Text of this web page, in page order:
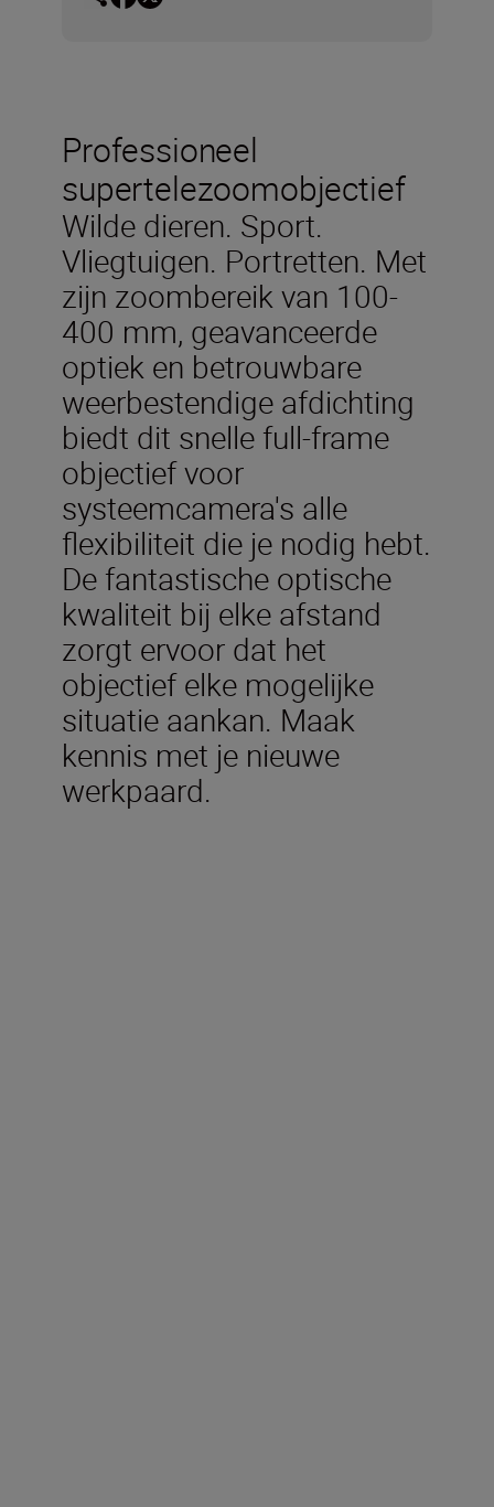
Professioneel
supertelezoomobjectief
Wilde dieren. Sport.
Vliegtuigen. Portretten. Met
zijn zoombereik van 100-
400 mm, geavanceerde
optiek en betrouwbare
weerbestendige afdichting
biedt dit snelle full-frame
objectief voor
systeemcamera's alle
flexibiliteit die je nodig hebt.
De fantastische optische
kwaliteit bij elke afstand
zorgt ervoor dat het
objectief elke mogelijke
situatie aankan. Maak
kennis met je nieuwe
werkpaard.